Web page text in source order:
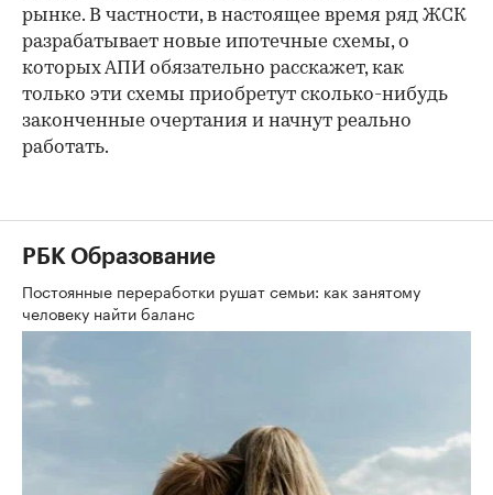
рынке. В частности, в настоящее время ряд ЖСК
разрабатывает новые ипотечные схемы, о
которых АПИ обязательно расскажет, как
только эти схемы приобретут сколько-нибудь
законченные очертания и начнут реально
работать.
РБК Образование
Постоянные переработки рушат семьи: как занятому
человеку найти баланс